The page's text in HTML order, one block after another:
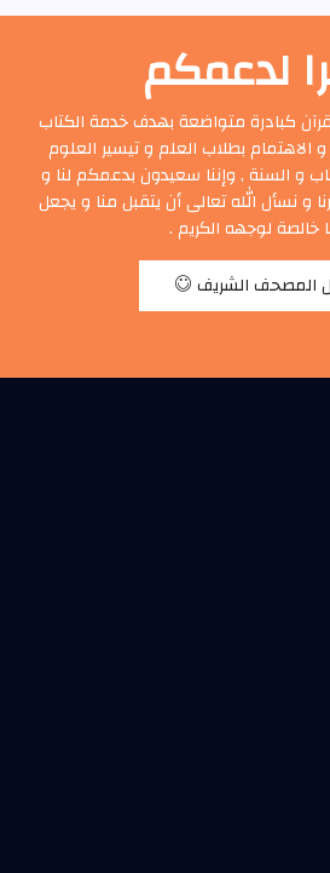
لدعمكم
كبادرة متواضعة بهدف خدمة الكتاب
الاهتمام بطلاب العلم و تيسير العلوم
و السنة , وإننا سعيدون بدعمكم لنا و
و نسأل الله تعالى أن يتقبل منا و يجعل
خالصة لوجهه الكريم .
المصحف الشريف